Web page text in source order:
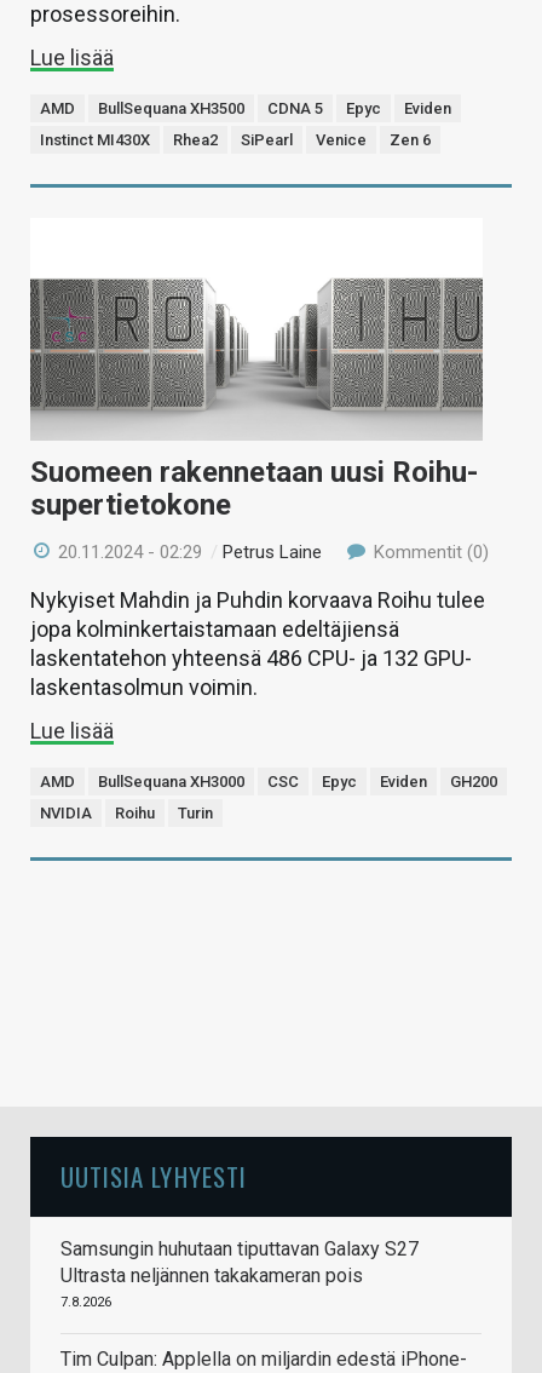
prosessoreihin.
Lue lisää
AMD BullSequana XH3500 CDNA 5 Epyc
Eviden
Instinct MI430X
Rhea2 SiPearl Venice Zen 6
Suomeen rakennetaan uusi Roihu-
supertietokone
20.11.2024 - 02:29 /Petrus Laine Kommentit (0)
Nykyiset Mahdin ja Puhdin korvaava Roihu tulee
jopa kolminkertaistamaan edeltäjiensä
laskentatehon yhteensä 486 CPU- ja 132 GPU-
laskentasolmun voimin.
Lue lisää
AMD BullSequana XH3000 CSC Epyc Eviden
GH200
NVIDIA
Roihu Turin
UUTISIA LYHYESTI
Samsungin huhutaan tiputtavan Galaxy S27
Ultrasta neljännen takakameran pois
7.8.2026
Tim Culpan: Applella on miljardin edestä iPhone-